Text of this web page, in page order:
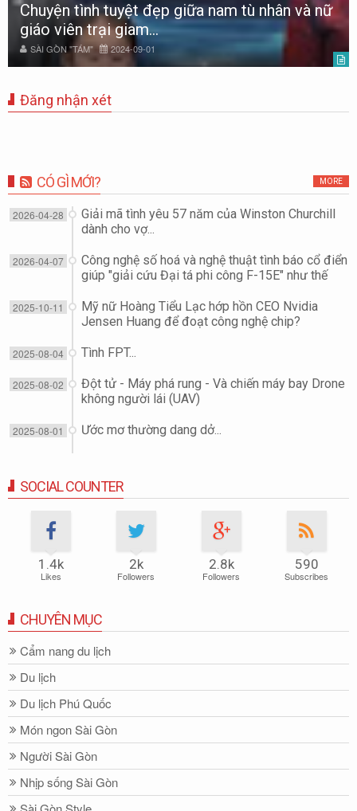
Chuyện tình tuyệt đẹp giữa nam tù nhân và nữ
giáo viên trại giam...
SÀI GÒN "TÁM" 2024-09-01
Đăng nhận xét
CÓ GÌ MỚI? MORE
Giải mã tình yêu 57 năm của Winston Churchill
dành cho vợ...
2026-04-28
Công nghệ số hoá và nghệ thuật tình báo cổ điển
giúp "giải cứu Đại tá phi công F-15E" như thế
2026-04-07
Mỹ nữ Hoàng Tiểu Lạc hớp hồn CEO Nvidia
Jensen Huang để đoạt công nghệ chip?
2025-10-11
Tình FPT...
2025-08-04
Đột tử - Máy phá rung - Và chiến máy bay Drone
không người lái (UAV)
2025-08-02
Ước mơ thường dang dở...
2025-08-01
SOCIAL COUNTER
1.4k
Likes
2k
Followers
2.8k
Followers
590
Subscribes
CHUYÊN MỤC
Cẩm nang du lịch
Du lịch
Du lịch Phú Quốc
Món ngon Sài Gòn
Người Sài Gòn
Nhịp sống Sài Gòn